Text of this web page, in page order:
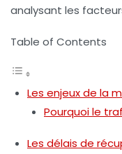
analysant les
Table of Contents
Les enjeux de la
Pourquoi le
Les délais de